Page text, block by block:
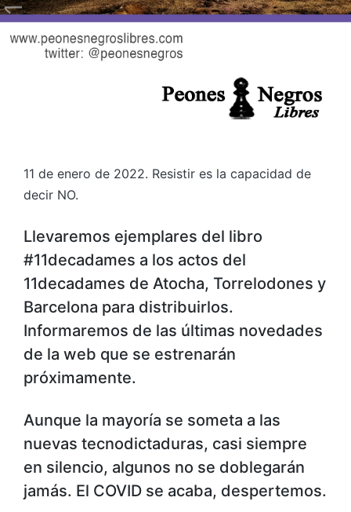
11 de enero de 2022. Resistir es la capacidad de
decir NO.
Llevaremos ejemplares del libro
#11decadames a los actos del
11decadames de Atocha, Torrelodones y
Barcelona para distribuirlos.
Informaremos de las últimas novedades
de la web que se estrenarán
próximamente.
Aunque la mayoría se someta a las
nuevas tecnodictaduras, casi siempre
en silencio, algunos no se doblegarán
jamás. El COVID se acaba, despertemos.